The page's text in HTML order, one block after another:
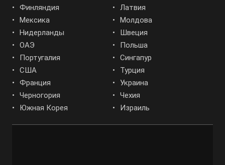
Финляндия
Латвия
Мексика
Молдова
Нидерланды
Швеция
ОАЭ
Польша
Португалия
Сингапур
США
Турция
Франция
Украина
Черногория
Чехия
Южная Корея
Израиль